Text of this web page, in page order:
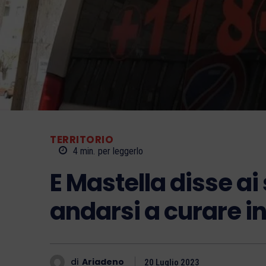
TERRITORIO
4 min. per leggerlo
E Mastella disse
andarsi a curare
di Ariadeno 20 Luglio 2023